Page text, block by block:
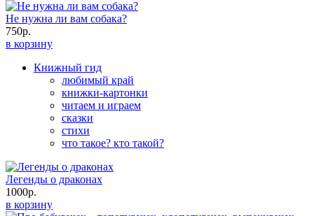
Не нужна ли вам собака?
750р.
в корзину
Книжный гид
любимый край
книжки-картонки
читаем и играем
сказки
стихи
что такое? кто такой?
Легенды о драконах
1000р.
в корзину